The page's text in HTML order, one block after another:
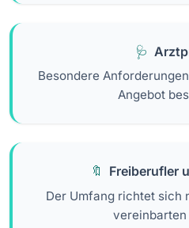
Besondere
Angebot
Freiberufler
Der Umfang richtet sich
vereinbarten